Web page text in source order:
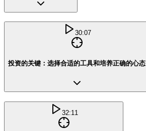
30:07
投资的关键：选择合适的工具和培养正确的心态
32:11